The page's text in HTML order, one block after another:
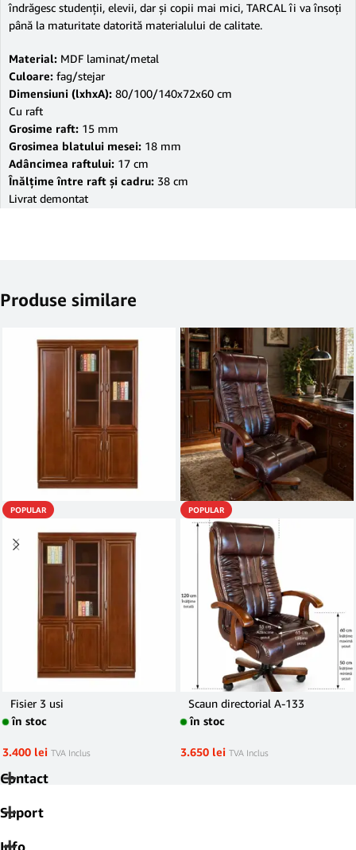
îndrăgesc studenţii, elevii, dar şi copii mai mici, TARCAL îi va însoţi
până la maturitate datorită materialului de calitate.
Material: MDF laminat/metal
Culoare: fag/stejar
Dimensiuni (lxhxA): 80/100/140x72x60 cm
Cu raft
Grosime raft: 15 mm
Grosimea blatului mesei: 18 mm
Adâncimea raftului: 17 cm
Înălţime între raft şi cadru: 38 cm
Livrat demontat
Produse similare
POPULAR
Fisier 3 usi
în stoc
3.400 lei TVA Inclus
POPULAR
Scaun directorial A-133
în stoc
3.650 lei TVA Inclus
Contact
Suport
Info